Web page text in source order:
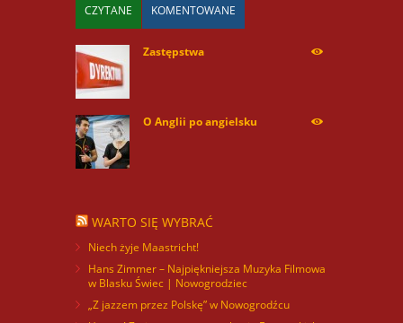
CZYTANE KOMENTOWANE
Zastępstwa
O Anglii po angielsku
WARTO SIĘ WYBRAĆ
Niech żyje Maastricht!
Hans Zimmer – Najpiękniejsza Muzyka Filmowa
w Blasku Świec | Nowogrodziec
„Z jazzem przez Polskę” w Nowogrodźcu